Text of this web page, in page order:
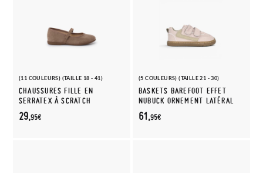
(11 COULEURS) (TAILLE 18 - 41)
CHAUSSURES FILLE EN
SERRATEX À SCRATCH
29,95€
(5 COULEURS) (TAILLE 21 - 30)
BASKETS BAREFOOT EFFET
NUBUCK ORNEMENT LATÉRAL
61,95€